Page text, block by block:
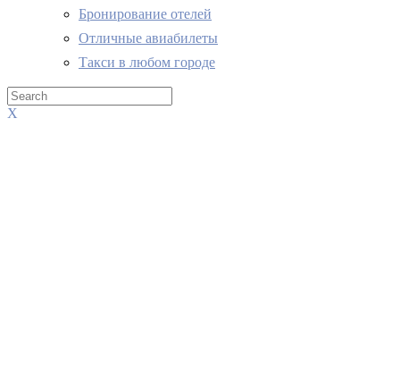
Бронирование отелей
Отличные авиабилеты
Такси в любом городе
X